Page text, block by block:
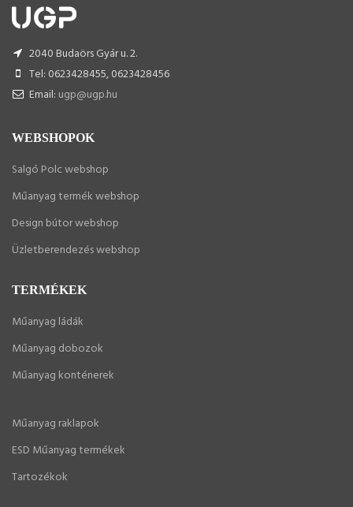
2040 Budaörs Gyár u. 2.
Tel: 0623428455, 0623428456
Email: ugp@ugp.hu
WEBSHOPOK
Salgó Polc webshop
Műanyag termék webshop
Design bútor webshop
Üzletberendezés webshop
TERMÉKEK
Műanyag ládák
Műanyag dobozok
Műanyag konténerek
Műanyag raklapok
ESD Műanyag termékek
Tartozékok